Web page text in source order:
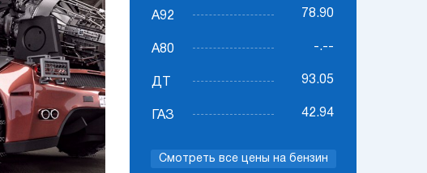
А92 78.90
А80 -.--
ДТ 93.05
ГАЗ 42.94
Смотреть все цены на бензин